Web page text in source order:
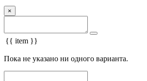
×
{{ item }}
Пока не указано ни одного варианта.